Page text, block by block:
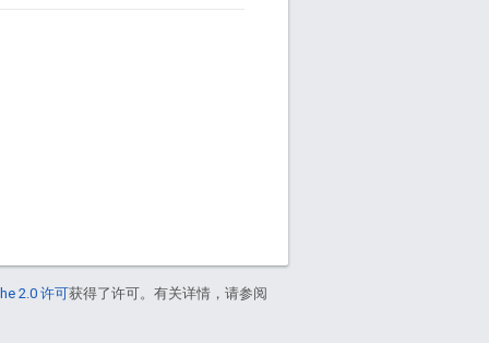
2.0 许可获得了许可。有关详情，请参阅